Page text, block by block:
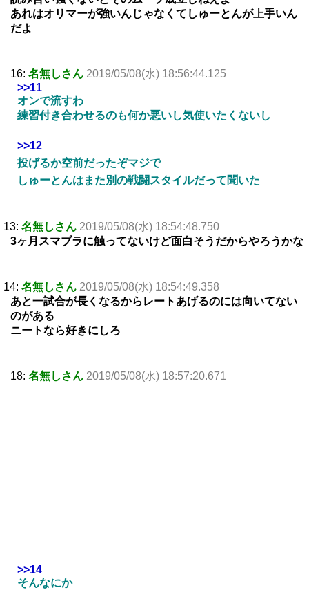
あれはオリマーが強いんじゃなくてしゅーとんが上手いん
だよ
16: 名無しさん 2019/05/08(水) 18:56:44.125
>>11
オンで流すわ
練習付き合わせるのも何か悪いし気使いたくないし
>>12
投げるか空前だったぞマジで
しゅーとんはまた別の戦闘スタイルだって聞いた
13: 名無しさん 2019/05/08(水) 18:54:48.750
3ヶ月スマブラに触ってないけど面白そうだからやろうかな
14: 名無しさん 2019/05/08(水) 18:54:49.358
あと一試合が長くなるからレートあげるのには向いてない
のがある
ニートなら好きにしろ
18: 名無しさん 2019/05/08(水) 18:57:20.671
>>14
そんなにか